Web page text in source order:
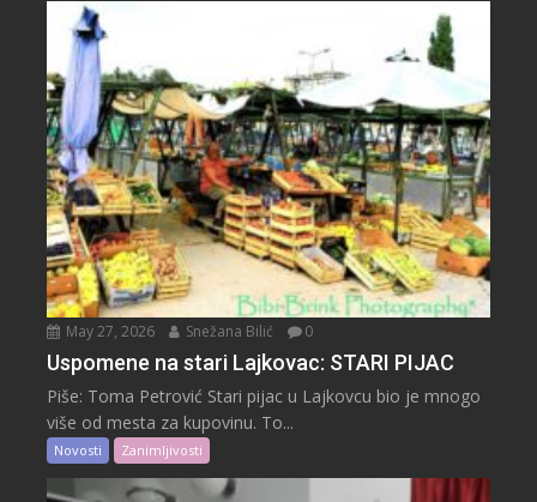
May 27, 2026 Snežana Bilić 0
Uspomene na stari Lajkovac: STARI PIJAC
Piše: Toma Petrović Stari pijac u Lajkovcu bio je mnogo
više od mesta za kupovinu. To...
Novosti Zanimljivosti